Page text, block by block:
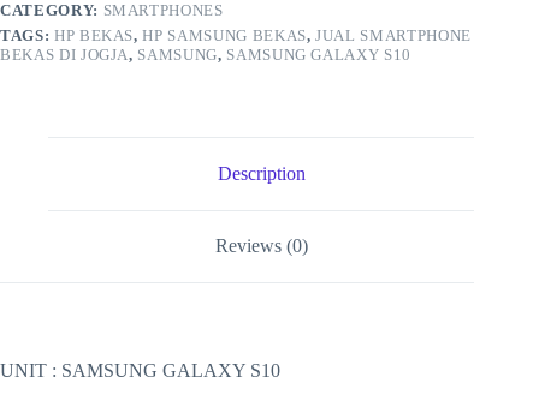
CATEGORY: SMARTPHONES
TAGS: HP BEKAS,HP SAMSUNG BEKAS,JUAL SMARTPHONE
BEKAS DI JOGJA, SAMSUNG, SAMSUNG GALAXY S10
Description
Reviews (0)
UNIT : SAMSUNG GALAXY S10